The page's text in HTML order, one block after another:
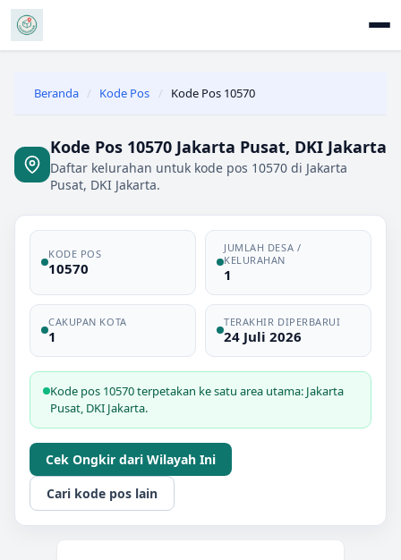
Beranda / Kode Pos / Kode Pos 10570
Kode Pos 10570 Jakarta Pusat, DKI Jakarta
Daftar kelurahan untuk kode pos 10570 di Jakarta
Pusat, DKI Jakarta.
KODE POS
10570
JUMLAH DESA /
KELURAHAN
1
CAKUPAN KOTA
1
TERAKHIR DIPERBARUI
24 Juli 2026
Kode pos 10570 terpetakan ke satu area utama: Jakarta
Pusat, DKI Jakarta.
Cek Ongkir dari Wilayah Ini
Cari kode pos lain